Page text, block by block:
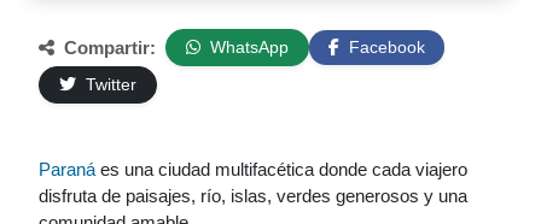
Compartir: WhatsApp
Facebook
Twitter
Paraná es una ciudad multifacética donde cada viajero
disfruta de paisajes, río, islas, verdes generosos y una